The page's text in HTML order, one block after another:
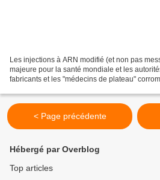
Les injections à ARN modifié (et non pas
majeure pour la santé mondiale et les
fabricants et les "médecins de plateau"
< Page précédente
Hébergé par Overblog
Top articles